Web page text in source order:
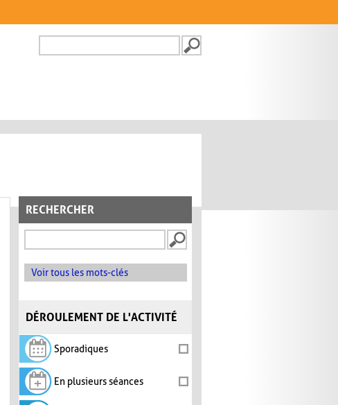
FORMULAIRE DE
RECHERCHER
Voir tous les mots-clés
DÉROULEMENT DE L'ACTIVITÉ
Sporadiques
En plusieurs séances